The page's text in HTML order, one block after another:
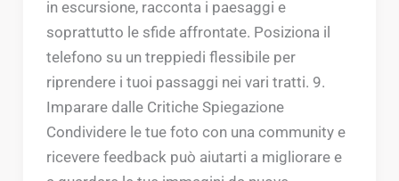
in escursione, racconta i paesaggi e
soprattutto le sfide affrontate. Posiziona il
telefono su un treppiedi flessibile per
riprendere i tuoi passaggi nei vari tratti. 9.
Imparare dalle Critiche Spiegazione
Condividere le tue foto con una community e
ricevere feedback può aiutarti a migliorare e